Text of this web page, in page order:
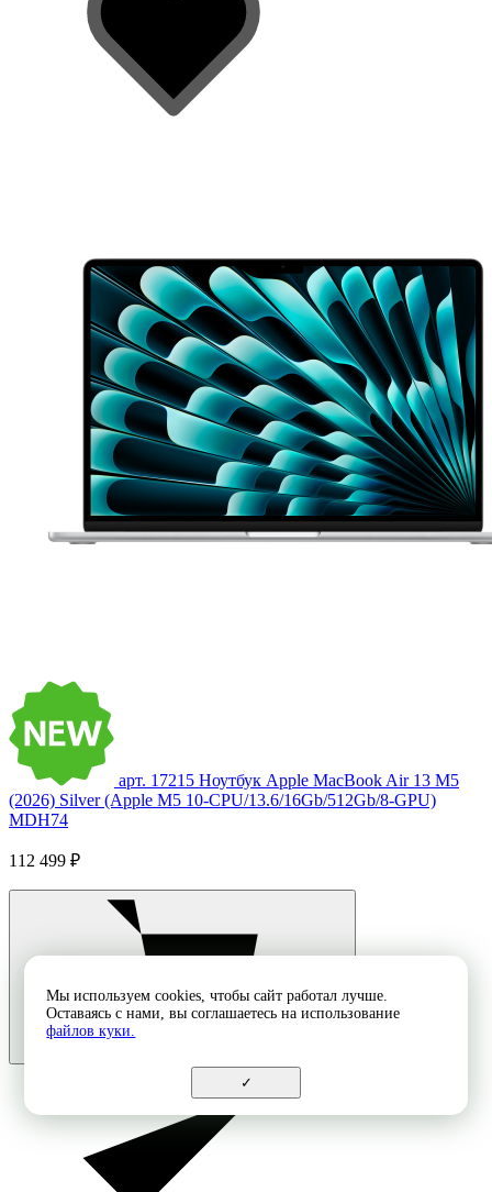
арт. 17215 Ноутбук Apple MacBook Air 13 M5
(2026) Silver (Apple M5 10-CPU/13.6/16Gb/512Gb/8-GPU)
MDH74
112 499 ₽
Мы используем cookies, чтобы сайт работал лучше.
Оставаясь с нами, вы соглашаетесь на использование
файлов куки.
✓